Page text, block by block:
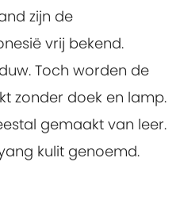
zijn de
vrij bekend.
Toch worden de
zonder doek en lamp.
gemaakt van leer.
kulit genoemd.